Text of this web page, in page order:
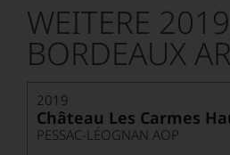
WEITERE
BORDEAUX
2019
Château Les Carmes
PESSAC-LÉOGNAN AOP